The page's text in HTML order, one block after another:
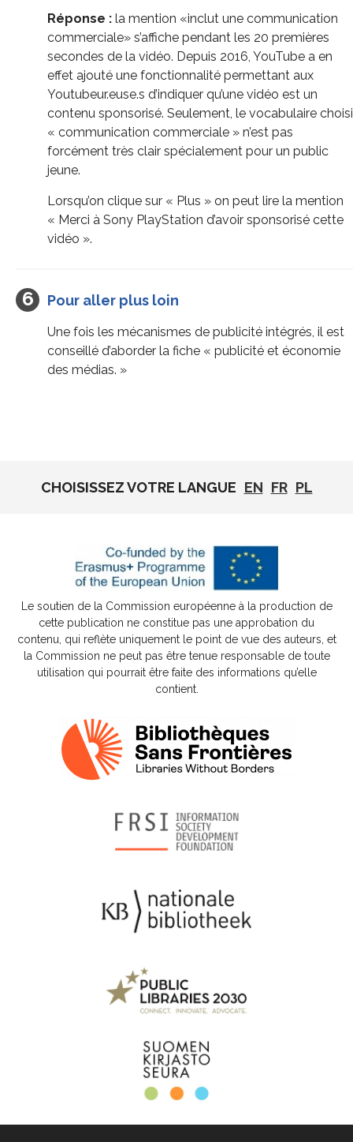
Réponse : la mention «inclut une communication
commerciale» s’affiche pendant les 20 premières
secondes de la vidéo. Depuis 2016, YouTube a en
effet ajouté une fonctionnalité permettant aux
Youtubeur.euse.s d’indiquer qu’une vidéo est un
contenu sponsorisé. Seulement, le vocabulaire choisi
« communication commerciale » n’est pas
forcément très clair spécialement pour un public
jeune.
Lorsqu’on clique sur « Plus » on peut lire la mention
« Merci à Sony PlayStation d’avoir sponsorisé cette
vidéo ».
Pour aller plus loin
Une fois les mécanismes de publicité intégrés, il est
conseillé d’aborder la fiche « publicité et économie
des médias. »
CHOISISSEZ VOTRE LANGUE EN FR PL
Le soutien de la Commission européenne à la production de
cette publication ne constitue pas une approbation du
contenu, qui reflète uniquement le point de vue des auteurs, et
la Commission ne peut pas être tenue responsable de toute
utilisation qui pourrait être faite des informations qu’elle
contient.